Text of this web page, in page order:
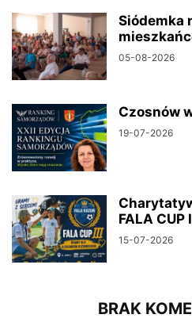
Siódemka
05-08-2026
Czosnów
19-07-2026
FALA CUP
15-07-2026
BRAK